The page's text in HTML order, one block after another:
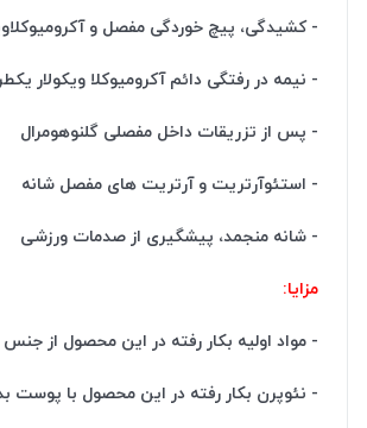
- کشیدگی، پیچ خوردگی مفصل و
- نیمه در رفتگی دائم آکرومیوکلا ویکولار
- پس از تزریقات داخل مفصلی گلنوهومرال
- استئوآرتریت و آرتریت های مفصل شانه
- شانه منجمد، پیشگیری از صدمات ورزشی
مزایا:
- مواد اولیه بکار رفته در این محصول از
- نئوپرن بکار رفته در این محصول با